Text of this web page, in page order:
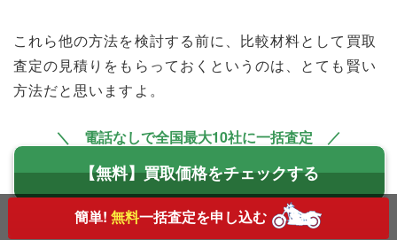
これら他の方法を検討する前に、比較材料として買取
査定の見積りをもらっておくというのは、とても賢い
方法だと思いますよ。
＼ 電話なしで全国最大10社に一括査定 ／
【無料】買取価格をチェックする
簡単! 無料一括査定を申し込む